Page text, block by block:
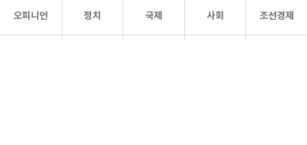
오피니언 정치 국제 사회 조선경제